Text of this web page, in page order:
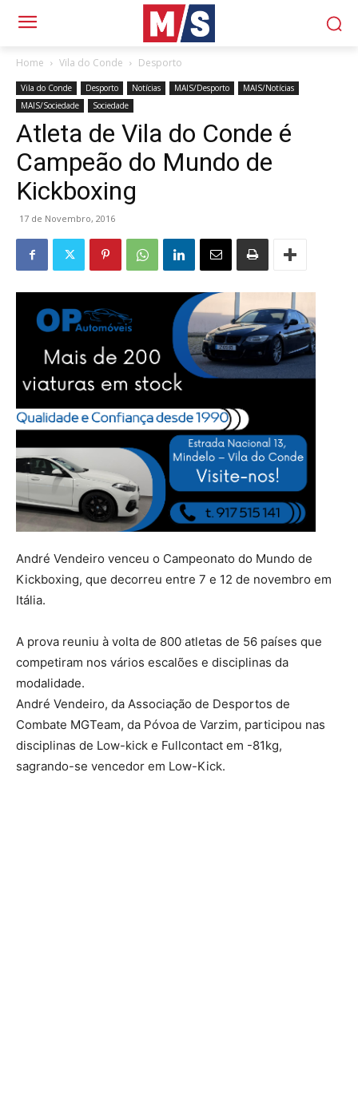
Home Vila do Conde Desporto
Vila do Conde Desporto Notícias MAIS/Desporto
MAIS/Notícias
MAIS/Sociedade
Sociedade
Atleta de Vila do Conde é
Campeão do Mundo de
Kickboxing
17 de Novembro, 2016
André Vendeiro venceu o Campeonato do Mundo de
Kickboxing, que decorreu entre 7 e 12 de novembro em
Itália.
A prova reuniu à volta de 800 atletas de 56 países que
competiram nos vários escalões e disciplinas da
modalidade.
André Vendeiro, da Associação de Desportos de
Combate MGTeam, da Póvoa de Varzim, participou nas
disciplinas de Low-kick e Fullcontact em -81kg,
sagrando-se vencedor em Low-Kick.